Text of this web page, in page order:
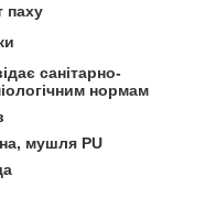
паху
санітарно-
нормам
мушля PU